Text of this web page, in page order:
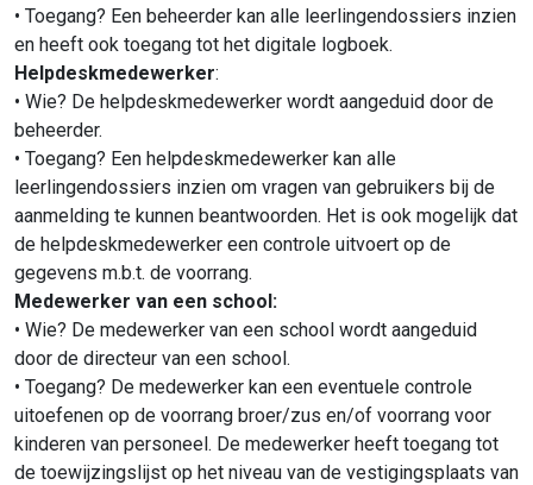
• Toegang? Een beheerder kan alle leerlingendossiers inzien
en heeft ook toegang tot het digitale logboek.
Helpdeskmedewerker:
• Wie? De helpdeskmedewerker wordt aangeduid door de
beheerder.
• Toegang? Een helpdeskmedewerker kan alle
leerlingendossiers inzien om vragen van gebruikers bij de
aanmelding te kunnen beantwoorden. Het is ook mogelijk dat
de helpdeskmedewerker een controle uitvoert op de
gegevens m.b.t. de voorrang.
Medewerker van een school:
• Wie? De medewerker van een school wordt aangeduid
door de directeur van een school.
• Toegang? De medewerker kan een eventuele controle
uitoefenen op de voorrang broer/zus en/of voorrang voor
kinderen van personeel. De medewerker heeft toegang tot
de toewijzingslijst op het niveau van de vestigingsplaats van